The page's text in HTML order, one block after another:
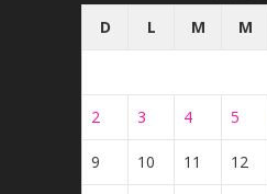
D
L M M
2 3 4 5
9 10 11 12